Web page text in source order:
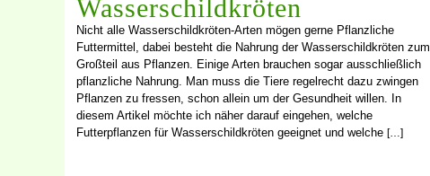
Wasserschildkröten
Nicht alle Wasserschildkröten-Arten mögen gerne Pflanzliche
Futtermittel, dabei besteht die Nahrung der Wasserschildkröten zum
Großteil aus Pflanzen. Einige Arten brauchen sogar ausschließlich
pflanzliche Nahrung. Man muss die Tiere regelrecht dazu zwingen
Pflanzen zu fressen, schon allein um der Gesundheit willen. In
diesem Artikel möchte ich näher darauf eingehen, welche
Futterpflanzen für Wasserschildkröten geeignet und welche […]